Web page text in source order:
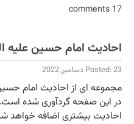
17 comments
احادیث امام حسین علیه
Posted: 23 دسامبر, 2022
مجموعه ای از احادیث امام
در این صفحه گردآوری شده
احادیث بیشتری اضافه خواهد